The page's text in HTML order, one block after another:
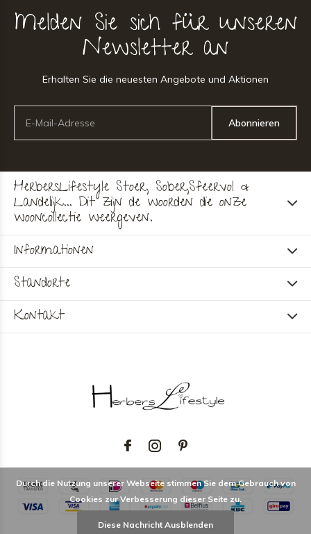
Melden Sie sich für unseren
Newsletter an
Erhalten Sie die neuesten Angebote und Aktionen
Abonnieren
HerbersLifestyle Stoer, Sober,Sfeervol &
Landelijk... Dit zijn de woorden die onze
wooncollectie weergeven.
Informationen
Standorte
Kontakt
Durch die Nutzung unserer Webseite stimmen Sie dem Gebrauch von
Cookies zur Verbesserung dieser Seite zu.
Diese Nachricht Ausblenden